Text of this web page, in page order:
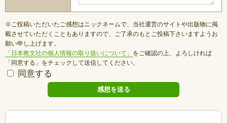
※ご投稿いただいたご感想はニックネームで、当社運営のサイトや出版物に掲
載させていただくこともありますので、ご了承のもとご投稿下さいますようお
願い申し上げます。
「日本教文社の個人情報の取り扱いについて」 をご確認の上、よろしければ
「同意する」をチェックして送信してください。
同意する